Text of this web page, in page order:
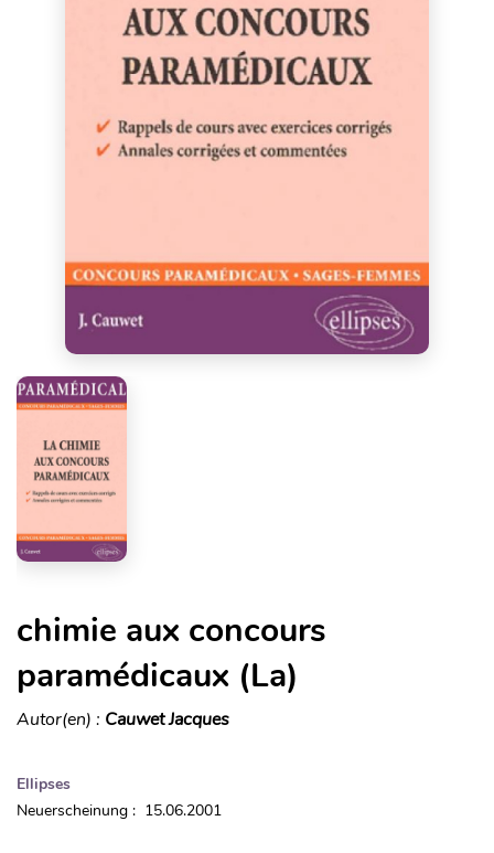
chimie aux concours
paramédicaux (La)
Autor(en) : Cauwet Jacques
Ellipses
Neuerscheinung : 15.06.2001